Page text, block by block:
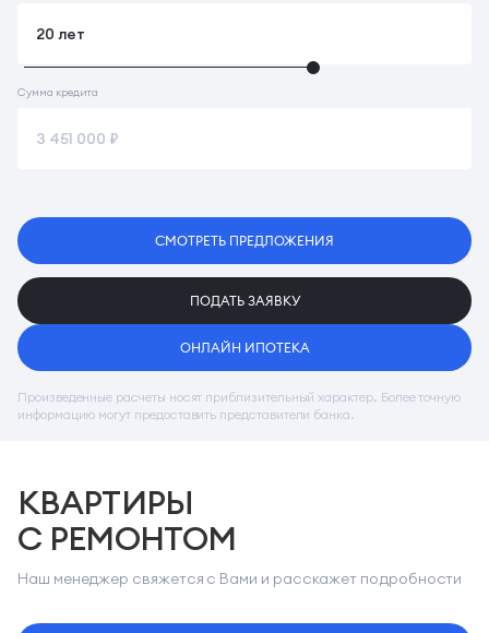
Сумма кредита
СМОТРЕТЬ ПРЕДЛОЖЕНИЯ
ПОДАТЬ ЗАЯВКУ
ОНЛАЙН ИПОТЕКА
Произведенные расчеты носят приблизительный характер. Более точную
информацию могут предоставить представители банка.
КВАРТИРЫ
С РЕМОНТОМ
Наш менеджер свяжется с Вами и расскажет подробности